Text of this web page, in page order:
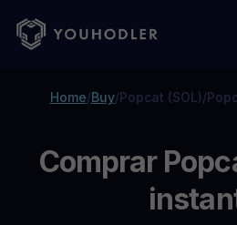
Home/Buy/Popcat (SOL)/
Comprar